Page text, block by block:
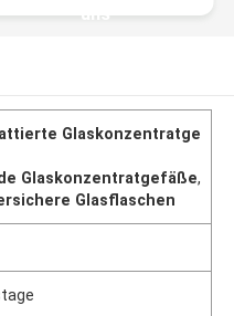
uns
Glaskonzentratge
Glaskonzentratgefäße,
Glasflaschen